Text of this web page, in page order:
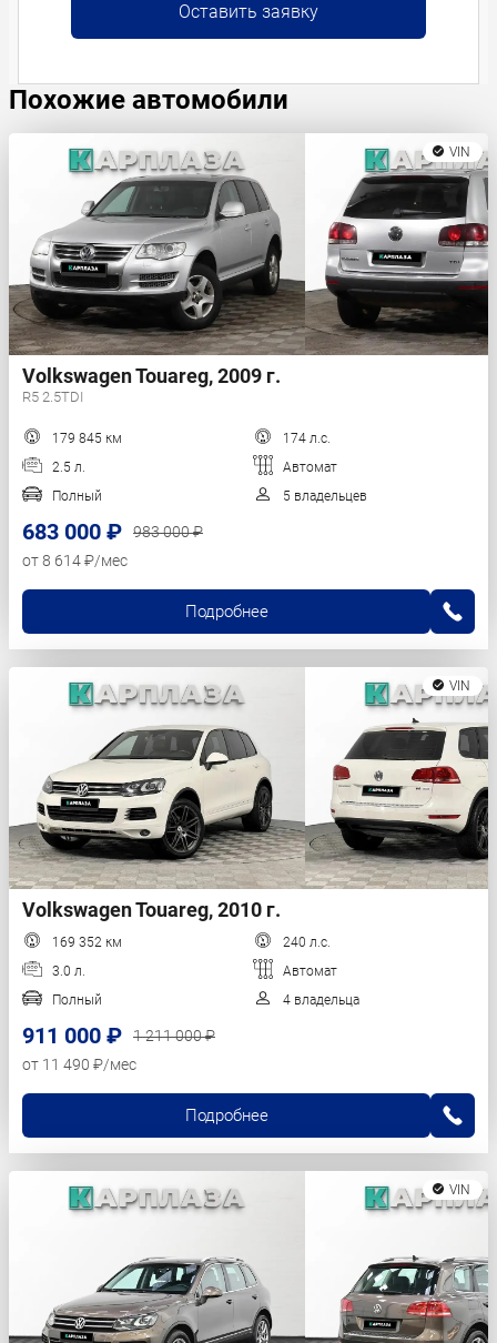
Оставить заявку
Похожие автомобили
VIN
Volkswagen Touareg, 2009 г.
R5 2.5TDI
179 845 км
174 л.с.
2.5 л.
Автомат
Полный
5 владельцев
683 000 ₽
983 000 ₽
от 8 614 ₽/мес
Подробнее
VIN
Volkswagen Touareg, 2010 г.
169 352 км
240 л.с.
3.0 л.
Автомат
Полный
4 владельца
911 000 ₽
1 211 000 ₽
от 11 490 ₽/мес
Подробнее
VIN